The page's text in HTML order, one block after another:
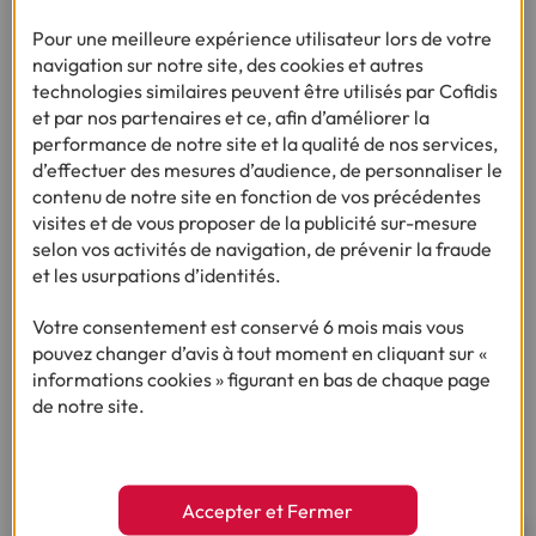
Classe C : consommation d'énergie comprise entre 111
et 180 kWh/m par an, émissions de GES entre 11 et
20 kg CO2eq/m
2 par an
Classe D :consommation d'énergie comprise entre 181
et 250 kWh/m par an, émissions de GES entre 21 et
35 kg CO2eq/m par an
Classe E : consommation d'énergie comprise entre 251
et 330 kWh/m2par an, émissions de GES entre 36 et
55 kg CO2eq/m2 par an
et 420 kWh/m2par an, émissions de GES entre 56 à
80 kg CO2eq/m2par an
Classe G : consommation d'énergie de plus de 421
kWh/m 2par an, émissions de GES de plus de 80 kg
Pour une meilleure expérience utilisateur lors de votre
navigation sur notre site, des cookies et autres
technologies similaires peuvent être utilisés par Cofidis
et par nos partenaires et ce, afin d’améliorer la
performance de notre site et la qualité de nos services,
d’effectuer des mesures d’audience, de personnaliser le
contenu de notre site en fonction de vos précédentes
visites et de vous proposer de la publicité sur-mesure
selon vos activités de navigation, de prévenir la fraude
et les usurpations d’identités.
Votre consentement est conservé 6 mois mais vous
pouvez changer d’avis à tout moment en cliquant sur «
informations cookies » figurant en bas de chaque page
de notre site.
Accepter et Fermer